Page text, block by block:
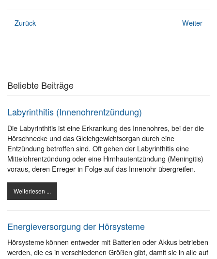
Zurück Weiter
Beliebte Beiträge
Labyrinthitis (Innenohrentzündung)
Die Labyrinthitis ist eine Erkrankung des Innenohres, bei der die
Hörschnecke und das Gleichgewichtsorgan durch eine
Entzündung betroffen sind. Oft gehen der Labyrinthitis eine
Mittelohrentzündung oder eine Hirnhautentzündung (Meningitis)
voraus, deren Erreger in Folge auf das Innenohr übergreifen.
Weiterlesen ...
Energieversorgung der Hörsysteme
Hörsysteme können entweder mit Batterien oder Akkus betrieben
werden, die es in verschiedenen Größen gibt, damit sie in alle auf